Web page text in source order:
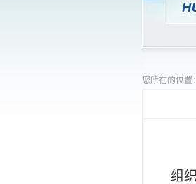
您所在的位置
组